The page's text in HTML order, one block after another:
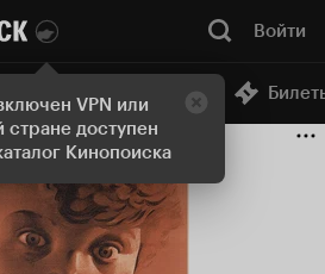
VPN или
стране доступен
Кинопоиска
Войти
Онлайн-кинотеатр